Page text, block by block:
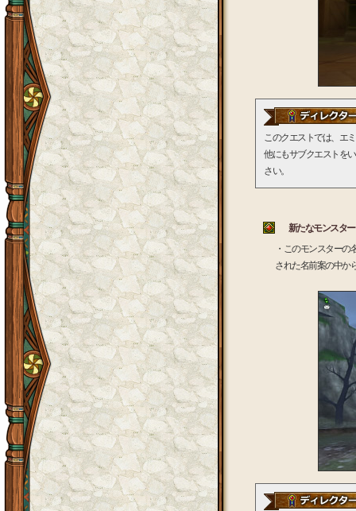
このクエストでは、エ
他にもサブクエストを
さい。
新たなモンスタ
・このモンスターの
された名前案の中か